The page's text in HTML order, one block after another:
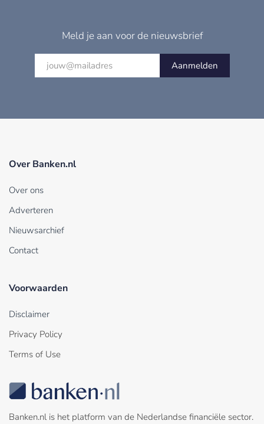
Meld je aan voor de nieuwsbrief
Aanmelden
Over Banken.nl
Over ons
Adverteren
Nieuwsarchief
Contact
Voorwaarden
Disclaimer
Privacy Policy
Terms of Use
Banken.nl is het platform van de Nederlandse financiële sector.